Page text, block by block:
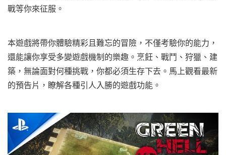
戰等你來征服。
本遊戲將帶你體驗精彩且難忘的冒險，不僅考驗你的能力，
還能讓你享受多變遊戲機制的樂趣。烹飪、戰鬥、狩獵、建
築，無論面對何種挑戰，你都必須生存下去。馬上觀看最新
的預告片，瞭解各種引人入勝的遊戲功能。